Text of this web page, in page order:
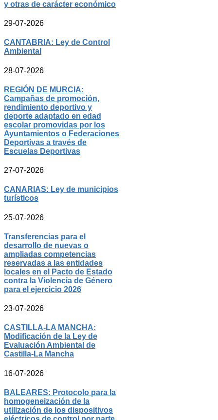
y otras de carácter económico
29-07-2026
CANTABRIA: Ley de Control
Ambiental
28-07-2026
REGIÓN DE MURCIA:
Campañas de promoción,
rendimiento deportivo y
deporte adaptado en edad
escolar promovidas por los
Ayuntamientos o Federaciones
Deportivas a través de
Escuelas Deportivas
27-07-2026
CANARIAS: Ley de municipios
turísticos
25-07-2026
Transferencias para el
desarrollo de nuevas o
ampliadas competencias
reservadas a las entidades
locales en el Pacto de Estado
contra la Violencia de Género
para el ejercicio 2026
23-07-2026
CASTILLA-LA MANCHA:
Modificación de la Ley de
Evaluación Ambiental de
Castilla-La Mancha
16-07-2026
BALEARES: Protocolo para la
homogeneización de la
utilización de los dispositivos